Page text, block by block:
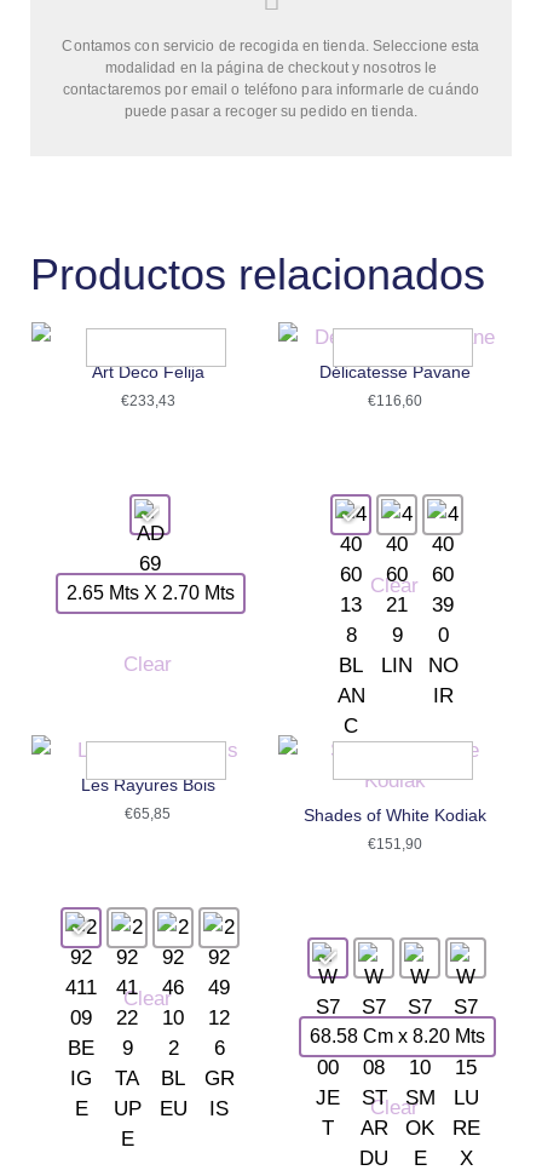
Contamos con servicio de recogida en tienda. Seleccione esta
modalidad en la página de checkout y nosotros le
contactaremos por email o teléfono para informarle de cuándo
puede pasar a recoger su pedido en tienda.
Productos relacionados
Art Deco Felija
€233,43
2.65 Mts X 2.70 Mts
Clear
Délicatesse Pavane
€116,60
Clear
Les Rayures Bois
€65,85
Clear
Shades of White Kodiak
€151,90
68.58 Cm x 8.20 Mts
Clear